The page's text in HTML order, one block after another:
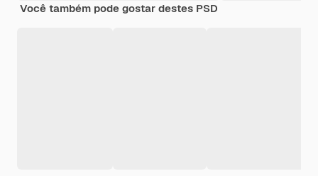
Você também pode gostar destes PSD